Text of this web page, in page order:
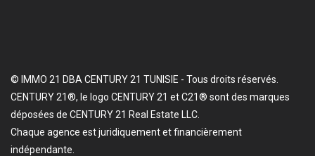
© IMMO 21 DBA CENTURY 21 TUNISIE - Tous droits réservés.
CENTURY 21®, le logo CENTURY 21 et C21® sont des marques
déposées de CENTURY 21 Real Estate LLC.
Chaque agence est juridiquement et financièrement
indépendante.